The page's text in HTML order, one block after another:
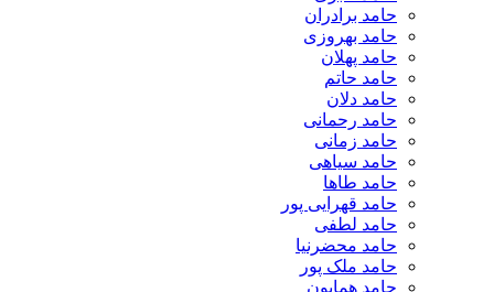
حامد برادران
حامد بهروزی
حامد پهلان
حامد حاتم
حامد دلان
حامد رحمانی
حامد زمانی
حامد سیاهی
حامد طاها
حامد قهرایی پور
حامد لطفی
حامد محضرنیا
حامد ملک پور
حامد همایون